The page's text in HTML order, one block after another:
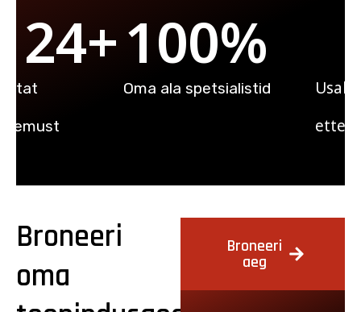
24+
Oma ala spetsialistid
100%
Broneeri
oma
Broneeri
aeg